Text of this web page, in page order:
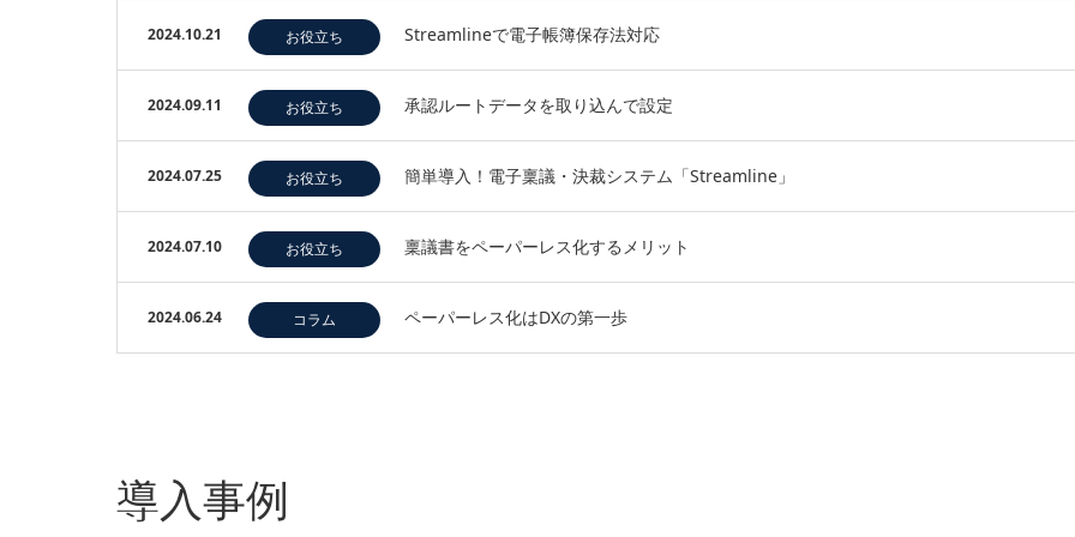
2024.10.21 お役立ち Streamlineで電子帳簿保存法対応
2024.09.11 お役立ち 承認ルートデータを取り込んで設定
2024.07.25 お役立ち 簡単導入！電子稟議・決裁システム「Streamline」
2024.07.10 お役立ち 稟議書をペーパーレス化するメリット
2024.06.24 コラム ペーパーレス化はDXの第一歩
導入事例